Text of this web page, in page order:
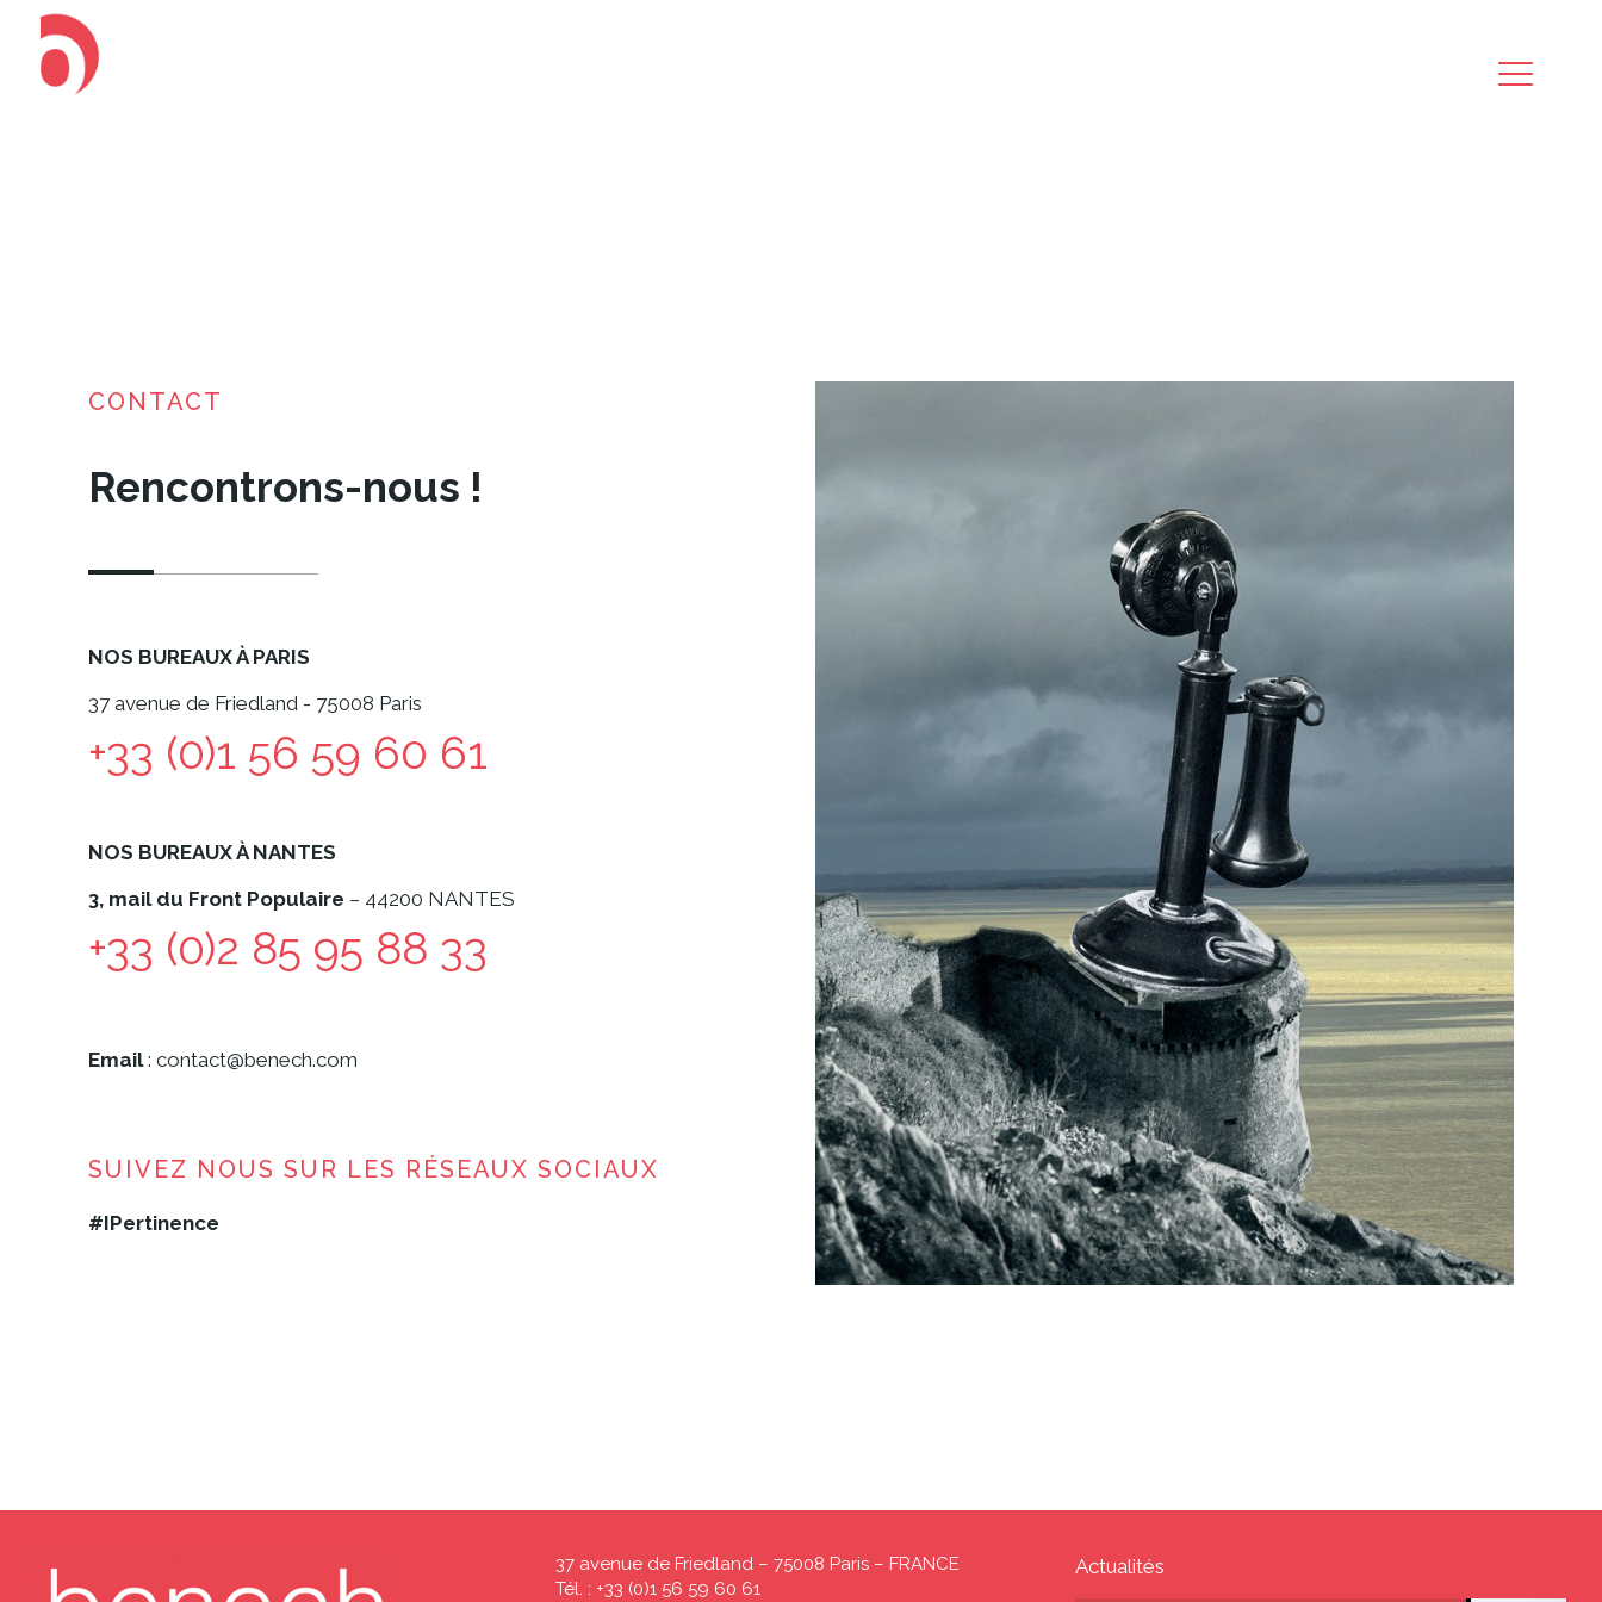
CONTACT
Rencontrons-nous !
NOS BUREAUX À PARIS
37 avenue de Friedland - 75008 Paris
+33 (0)1 56 59 60 61
NOS BUREAUX À NANTES
3, mail du Front Populaire – 44200 NANTES
+33 (0)2 85 95 88 33
Email: contact@benech.com
SUIVEZ NOUS SUR LES RÉSEAUX SOCIAUX
#IPertinence
37 avenue de Friedland – 75008 Paris – FRANCE
Tél. : +33 (0)1 56 59 60 61
Actualités